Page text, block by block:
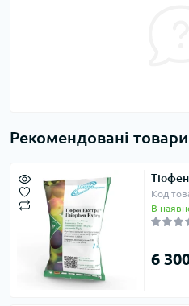
Рекомендовані товари
Код
В
6